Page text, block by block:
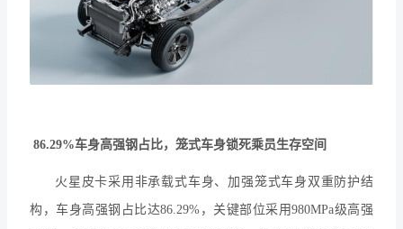
86.29%车身高强钢占比，笼式车身锁死乘员生存空间
火星皮卡采用非承载式车身、加强笼式车身双重防护结
构，车身高强钢占比达86.29%，关键部位采用980MPa级高强